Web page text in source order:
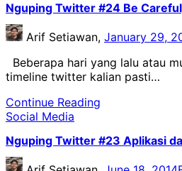
Nguping Twitter #24 Be
Arif Setiawan, January 29,
Beberapa hari yang lalu atau
timeline twitter kalian pasti…
Continue Reading
Social Media
Nguping Twitter #23 Aplikasi